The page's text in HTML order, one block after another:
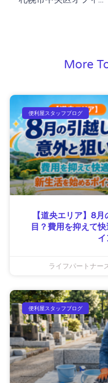
More
便利屋スタッフブログ
【道央エリア】8
目？費用を抑えて
イ
ライフパートナー
便利屋スタッフブログ